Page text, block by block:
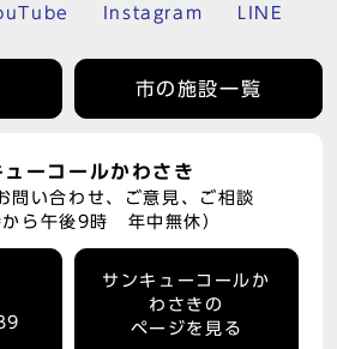
Instagram LINE
市の施設一覧
ューコールかわさき
問い合わせ、ご意見、ご相談
から午後9時 年中無休）
サンキューコールか
わさきの
ページを見る